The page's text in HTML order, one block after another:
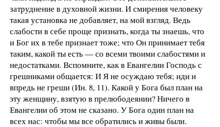
затруднение в духовной жизни. И смирения человеку
такая установка не добавляет, на мой взгляд. Ведь
слабости в себе проще признать, когда ты знаешь, что
и Бог их в тебе признает тоже; что Он принимает тебя
таким, какой ты есть — со всеми твоими слабостями и
недостатками. Вспомните, как в Евангелии Господь с
грешниками общается: И Я не осуждаю тебя; иди и
впредь не греши (Ин. 8, 11). Какой у Бога был план на
эту женщину, взятую в прелюбодеянии? Ничего в
Евангелии об этом не сказано. У Бога один план на
всех нас: чтобы мы все обратились и живы были.